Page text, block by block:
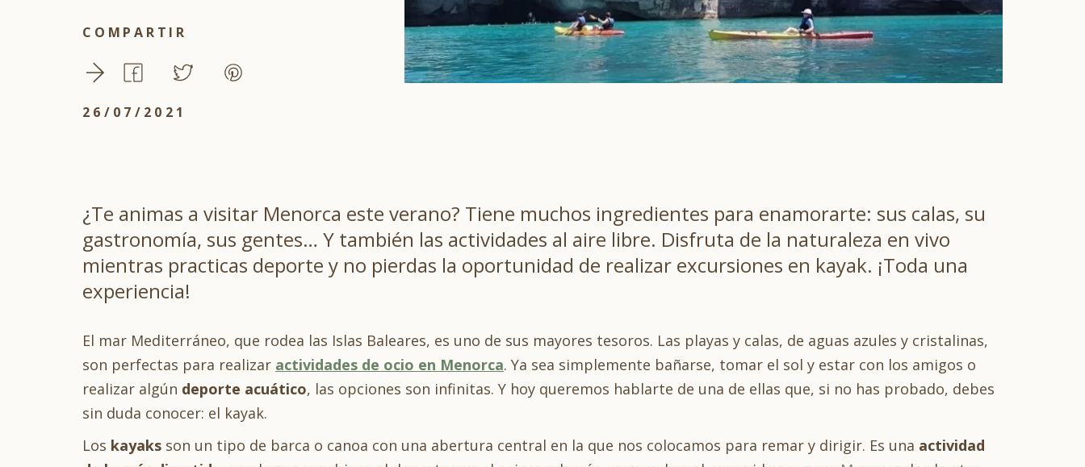
COMPARTIR
26/07/2021
¿Te animas a visitar Menorca este verano? Tiene muchos ingredientes para enamorarte: sus calas, su
gastronomía, sus gentes… Y también las actividades al aire libre. Disfruta de la naturaleza en vivo
mientras practicas deporte y no pierdas la oportunidad de realizar excursiones en kayak. ¡Toda una
experiencia!
El mar Mediterráneo, que rodea las Islas Baleares, es uno de sus mayores tesoros. Las playas y calas, de aguas azules y cristalinas,
son perfectas para realizar actividades de ocio en Menorca. Ya sea simplemente bañarse, tomar el sol y estar con los amigos o
realizar algún deporte acuático, las opciones son infinitas. Y hoy queremos hablarte de una de ellas que, si no has probado, debes
sin duda conocer: el kayak.
Los kayaks son un tipo de barca o canoa con una abertura central en la que nos colocamos para remar y dirigir. Es una actividad